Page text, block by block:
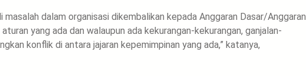
dalam organisasi dikembalikan kepada Anggaran Dasar/Anggaran
yang ada dan walaupun ada kekurangan-kekurangan, ganjalan-
konflik di antara jajaran kepemimpinan yang ada,” katanya,